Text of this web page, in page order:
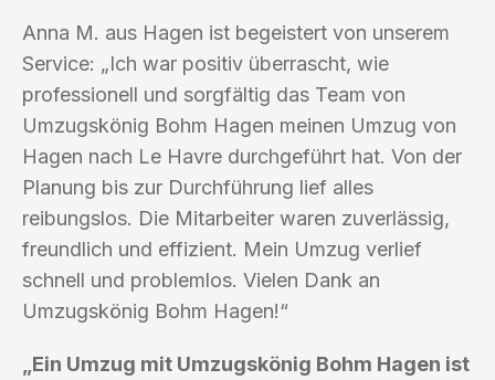
Anna M. aus Hagen ist begeistert von unserem
Service: „Ich war positiv überrascht, wie
professionell und sorgfältig das Team von
Umzugskönig Bohm Hagen meinen Umzug von
Hagen nach Le Havre durchgeführt hat. Von der
Planung bis zur Durchführung lief alles
reibungslos. Die Mitarbeiter waren zuverlässig,
freundlich und effizient. Mein Umzug verlief
schnell und problemlos. Vielen Dank an
Umzugskönig Bohm Hagen!“
„Ein Umzug mit Umzugskönig Bohm Hagen ist